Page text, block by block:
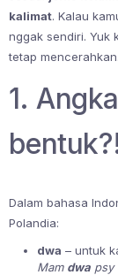
kalimat. Kalau
nggak sendiri. Yuk
tetap mencerahkan.
1.
Dalam bahasa
Polandia:
dwa – untuk
Mam dwa psy